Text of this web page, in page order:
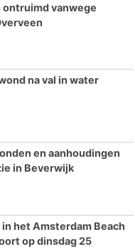
ontruimd vanwege
na val in water
en aanhoudingen
in Beverwijk
het Amsterdam Beach
op dinsdag 25